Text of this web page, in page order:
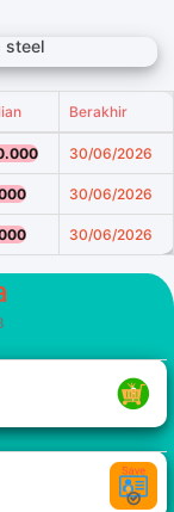
steel
Berakhir
30/06/2026
30/06/2026
30/06/2026